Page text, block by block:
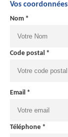
Vos coordonnées
Nom *
Code postal *
Email *
Téléphone *